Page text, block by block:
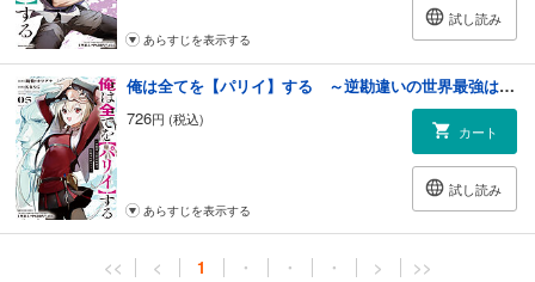
試し読み
あらすじを表示する
俺は全てを【パリイ】する ～逆勘違いの世界最強は冒険者の夢をみる～５【電子書店共通特典イラスト付】
726円 (税込)
カート
試し読み
あらすじを表示する
<< < 1 ・ ・ ・ > >>